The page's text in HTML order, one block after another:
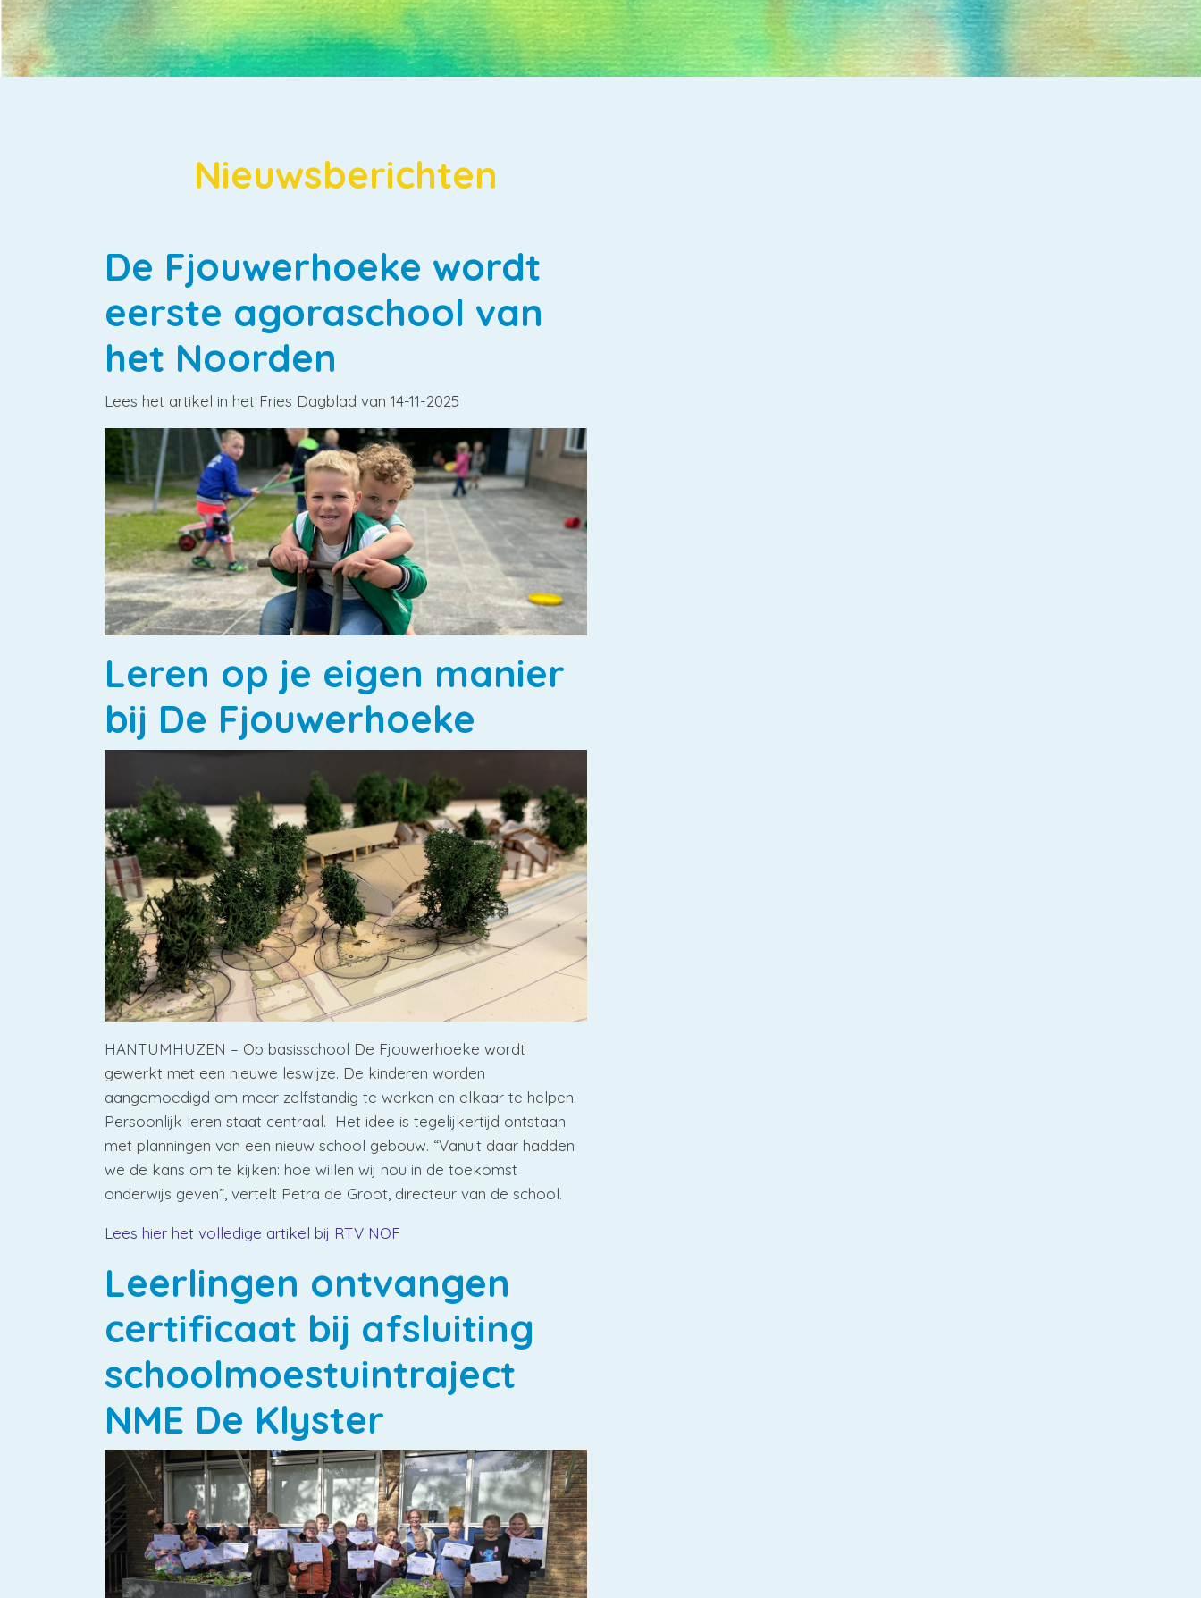
Nieuwsberichten
De Fjouwerhoeke wordt
eerste agoraschool van
het Noorden
Lees het artikel in het Fries Dagblad van 14-11-2025
Leren op je eigen manier
bij De Fjouwerhoeke
HANTUMHUZEN – Op basisschool De Fjouwerhoeke wordt
gewerkt met een nieuwe leswijze. De kinderen worden
aangemoedigd om meer zelfstandig te werken en elkaar te helpen.
Persoonlijk leren staat centraal. Het idee is tegelijkertijd ontstaan
met planningen van een nieuw school gebouw. “Vanuit daar hadden
we de kans om te kijken: hoe willen wij nou in de toekomst
onderwijs geven”, vertelt Petra de Groot, directeur van de school.
Lees hier het volledige artikel bij RTV NOF
Leerlingen ontvangen
certificaat bij afsluiting
schoolmoestuintraject
NME De Klyster